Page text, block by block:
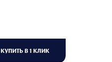
КУПИТЬ В 1 КЛИК